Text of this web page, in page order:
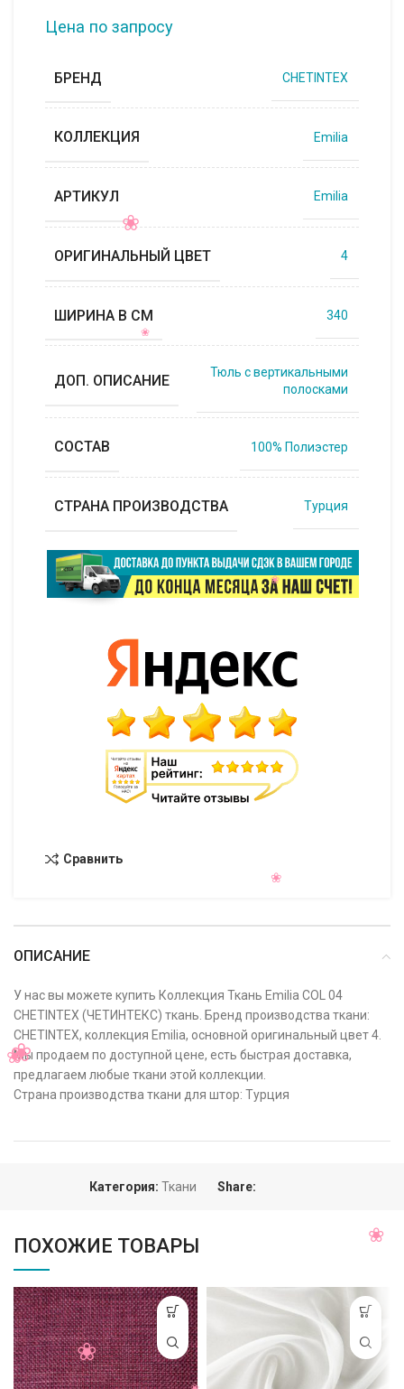
Цена по запросу
БРЕНД CHETINTEX
КОЛЛЕКЦИЯ Emilia
АРТИКУЛ Emilia
ОРИГИНАЛЬНЫЙ ЦВЕТ 4
ШИРИНА В СМ 340
ДОП. ОПИСАНИЕ
Тюль с вертикальными
полосками
СОСТАВ 100% Полиэстер
СТРАНА ПРОИЗВОДСТВА Турция
Сравнить
ОПИСАНИЕ
У нас вы можете купить Коллекция Ткань Emilia COL 04
CHETINTEX (ЧЕТИНТЕКС) ткань. Бренд производства ткани:
CHETINTEX, коллекция Emilia, основной оригинальный цвет 4.
Мы продаем по доступной цене, есть быстрая доставка,
предлагаем любые ткани этой коллекции.
Страна производства ткани для штор: Турция
Категория: Ткани Share:
ПОХОЖИЕ ТОВАРЫ